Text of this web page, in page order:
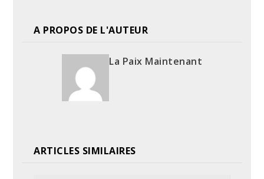
A PROPOS DE L'AUTEUR
La Paix Maintenant
ARTICLES SIMILAIRES